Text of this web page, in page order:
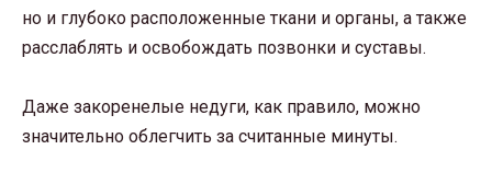
но и глубоко расположенные ткани и органы, а также
расслаблять и освобождать позвонки и суставы.
Даже закоренелые недуги, как правило, можно
значительно облегчить за считанные минуты.